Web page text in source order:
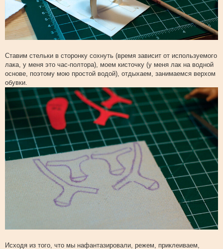
Ставим стельки в сторонку сохнуть (время зависит от используемого
лака, у меня это час-полтора), моем кисточку (у меня лак на водной
основе, поэтому мою простой водой), отдыхаем, занимаемся верхом
обувки.
Исходя из того, что мы нафантазировали, режем, приклеиваем,